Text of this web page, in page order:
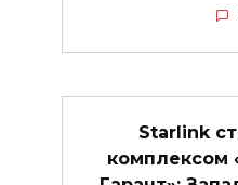
Starlink
комплексом